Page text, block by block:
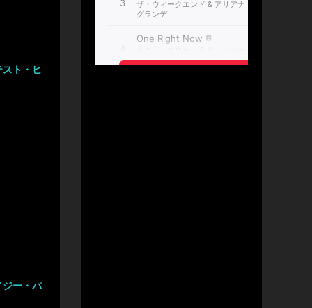
ト・ヒ
ジー・パ